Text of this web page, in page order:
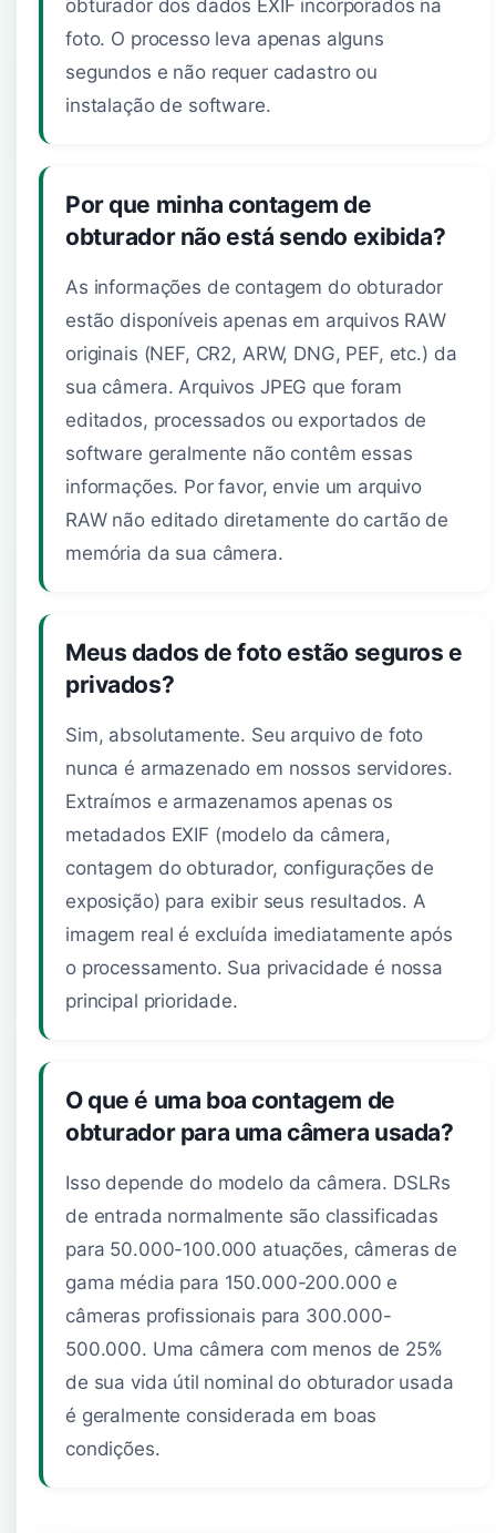
obturador dos dados EXIF incorporados na
foto. O processo leva apenas alguns
segundos e não requer cadastro ou
instalação de software.
Por que minha contagem de
obturador não está sendo exibida?
As informações de contagem do obturador
estão disponíveis apenas em arquivos RAW
originais (NEF, CR2, ARW, DNG, PEF, etc.) da
sua câmera. Arquivos JPEG que foram
editados, processados ou exportados de
software geralmente não contêm essas
informações. Por favor, envie um arquivo
RAW não editado diretamente do cartão de
memória da sua câmera.
Meus dados de foto estão seguros e
privados?
Sim, absolutamente. Seu arquivo de foto
nunca é armazenado em nossos servidores.
Extraímos e armazenamos apenas os
metadados EXIF (modelo da câmera,
contagem do obturador, configurações de
exposição) para exibir seus resultados. A
imagem real é excluída imediatamente após
o processamento. Sua privacidade é nossa
principal prioridade.
O que é uma boa contagem de
obturador para uma câmera usada?
Isso depende do modelo da câmera. DSLRs
de entrada normalmente são classificadas
para 50.000-100.000 atuações, câmeras de
gama média para 150.000-200.000 e
câmeras profissionais para 300.000-
500.000. Uma câmera com menos de 25%
de sua vida útil nominal do obturador usada
é geralmente considerada em boas
condições.